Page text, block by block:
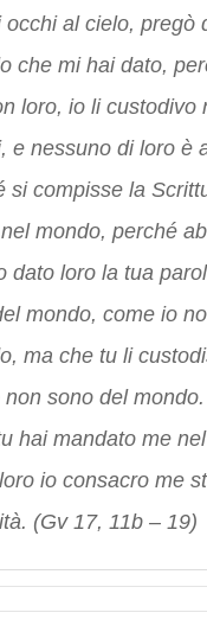
al cielo, pregò
che mi hai dato,
loro, io li
e nessuno di loro è
si compisse la
mondo, perché
dato loro la tua
mondo, come io
ma che tu li
sono del
hai mandato me
io consacro me
(Gv 17, 11b – 19)